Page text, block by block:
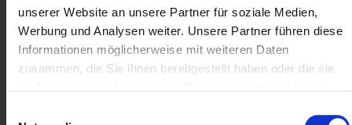
unserer Website an unsere Partner für soziale Medien,
Werbung und Analysen weiter. Unsere Partner führen diese
Informationen möglicherweise mit weiteren Daten
zusammen, die Sie ihnen bereitgestellt haben oder die sie
aanbieders komen en gaan, is deze certificering
een belangrijk signaal aan onze klanten: Soft &
Cloud staat voor gecontroleerde, betrouwbare en
rechtszekere processen."